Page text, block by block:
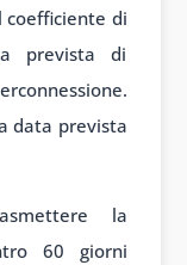
coefficiente di
prevista di
data prevista
la
60 giorni